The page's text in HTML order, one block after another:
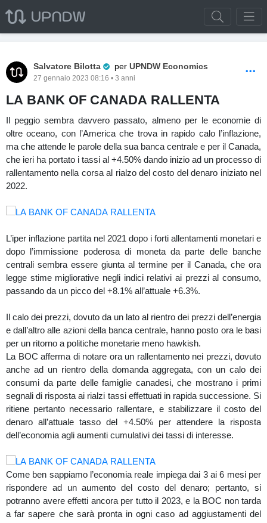
Salvatore Bilotta Pro Trader
per UPNDW Economics
27 gennaio 2023 08:16 • 3 anni
LA BANK OF CANADA RALLENTA
Il peggio sembra davvero passato, almeno per le economie di
oltre oceano, con l’America che trova in rapido calo l’inflazione,
ma che attende le parole della sua banca centrale e per il Canada,
che ieri ha portato i tassi al +4.50% dando inizio ad un processo di
rallentamento nella corsa al rialzo del costo del denaro iniziato nel
2022.
L’iper inflazione partita nel 2021 dopo i forti allentamenti monetari e
dopo l’immissione poderosa di moneta da parte delle banche
centrali sembra essere giunta al termine per il Canada, che ora
legge stime migliorative negli indici relativi ai prezzi al consumo,
passando da un picco del +8.1% all’attuale +6.3%.
Il calo dei prezzi, dovuto da un lato al rientro dei prezzi dell’energia
e dall’altro alle azioni della banca centrale, hanno posto ora le basi
per un ritorno a politiche monetarie meno hawkish.
La BOC afferma di notare ora un rallentamento nei prezzi, dovuto
anche ad un rientro della domanda aggregata, con un calo dei
consumi da parte delle famiglie canadesi, che mostrano i primi
segnali di risposta ai rialzi tassi effettuati in rapida successione. Si
ritiene pertanto necessario rallentare, e stabilizzare il costo del
denaro all’attuale tasso del +4.50% per attendere la risposta
dell’economia agli aumenti cumulativi dei tassi di interesse.
Come ben sappiamo l’economia reale impiega dai 3 ai 6 mesi per
rispondere ad un aumento del costo del denaro; pertanto, si
potranno avere effetti ancora per tutto il 2023, e la BOC non tarda
a far sapere che sarà pronta in ogni caso ad aggiustamenti del